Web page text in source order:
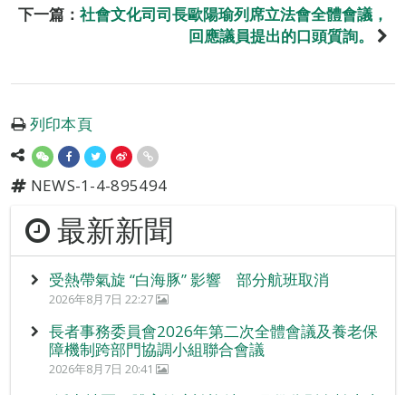
下一篇： 社會文化司司長歐陽瑜列席立法會全體會議，
回應議員提出的口頭質詢。
列印本頁
NEWS-1-4-895494
最新新聞
受熱帶氣旋 “白海豚” 影響 部分航班取消
2026年8月7日 22:27
長者事務委員會2026年第二次全體會議及養老保
障機制跨部門協調小組聯合會議
2026年8月7日 20:41